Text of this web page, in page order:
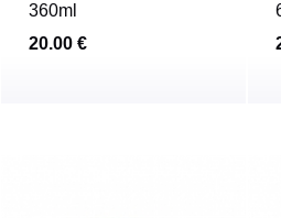
360ml
20.00 €